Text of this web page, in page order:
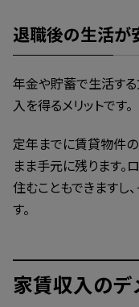
退職後の生活が
年金や貯蓄で生活す
入を得るメリットです。
定年までに賃貸物件
まま手元に残ります
住むこともできますし
す。
家賃収入のデ